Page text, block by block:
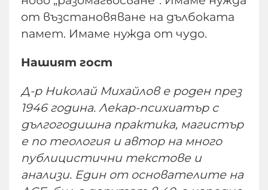
от възстановяване на дълбоката
памет. Имаме нужда от чудо.
Нашият гост
Д-р Николай Михайлов е роден през
1946 година. Лекар-психиатър с
дългогодишна практика, магистър
е по теология и автор на много
публицистични текстове и
анализи. Един от основателите на